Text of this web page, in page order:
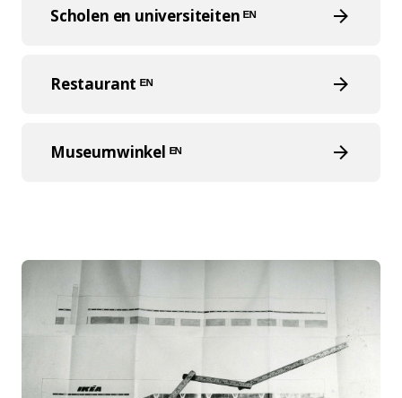
Scholen en universiteiten ᴱᴺ
Restaurant ᴱᴺ
Museumwinkel ᴱᴺ